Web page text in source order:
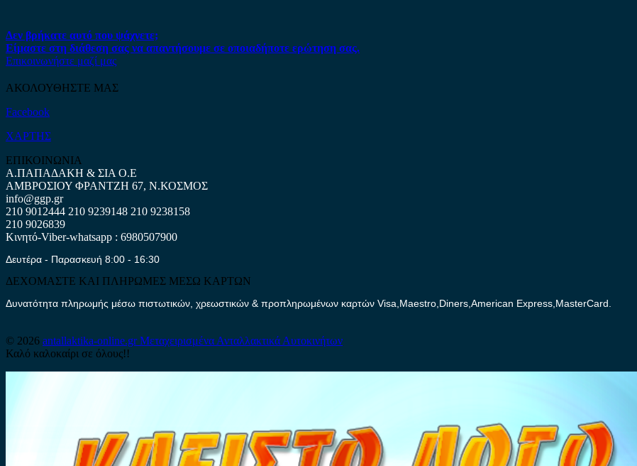
Δεν βρήκατε αυτό που ψάχνετε;
Είμαστε στη διάθεση σας να απαντήσουμε σε οποιαδήποτε ερώτηση σας.
Επικοινωνήστε μαζί μας
ΑΚΟΛΟΥΘΗΣΤΕ ΜΑΣ
Facebook
ΧΑΡΤΗΣ
ΕΠΙΚΟΙΝΩΝΙΑ
Α.ΠΑΠΑΔΑΚΗ & ΣΙΑ Ο.Ε
ΑΜΒΡΟΣΙΟΥ ΦΡΑΝΤΖΗ 67, Ν.ΚΟΣΜΟΣ
info@ggp.gr
210 9012444 210 9239148 210 9238158
210 9026839
Κινητό-Viber-whatsapp : 6980507900
Δευτέρα - Παρασκευή 8:00 - 16:30
ΔΕΧΟΜΑΣΤΕ ΚΑΙ ΠΛΗΡΩΜΕΣ ΜΕΣΩ ΚΑΡΤΩΝ
Δυνατότητα πληρωμής μέσω πιστωτικών, χρεωστικών & προπληρωμένων καρτών Visa,Maestro,Diners,American Express,MasterCard.
© 2026 antallaktika-online.grΜεταχειρισμένα Ανταλλακτικά Αυτοκινήτων
Καλό καλοκαίρι σε όλους!!